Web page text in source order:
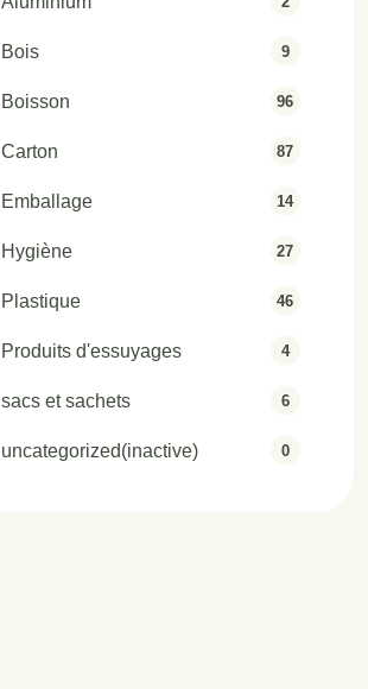
Bois 9
Boisson 96
Carton 87
Emballage 14
Hygiène 27
Plastique 46
Produits d'essuyages 4
sacs et sachets 6
uncategorized(inactive) 0